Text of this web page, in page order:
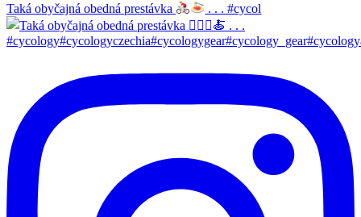
Taká obyčajná obedná prestávka . . . #cycol